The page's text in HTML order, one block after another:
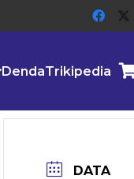
DendaTrikipedia
DATA